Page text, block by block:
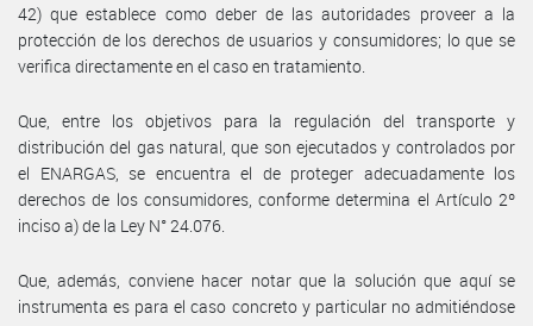
42) que establece como deber de las autoridades proveer a la
protección de los derechos de usuarios y consumidores; lo que se
verifica directamente en el caso en tratamiento.
Que, entre los objetivos para la regulación del transporte y
distribución del gas natural, que son ejecutados y controlados por
el ENARGAS, se encuentra el de proteger adecuadamente los
derechos de los consumidores, conforme determina el Artículo 2º
inciso a) de la Ley N° 24.076.
Que, además, conviene hacer notar que la solución que aquí se
instrumenta es para el caso concreto y particular no admitiéndose